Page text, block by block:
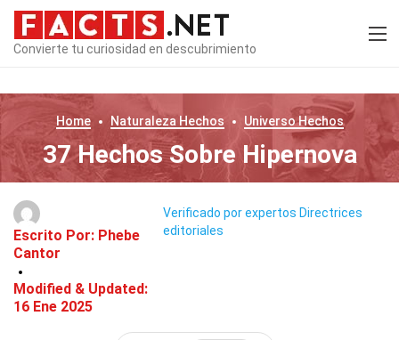
Convierte tu curiosidad en descubrimiento
Home Naturaleza Hechos UniversoHechos
37 Hechos Sobre Hipernova
Escrito Por: Phebe
Cantor
Modified & Updated:
16 Ene 2025
Verificado por expertos Directrices
editoriales